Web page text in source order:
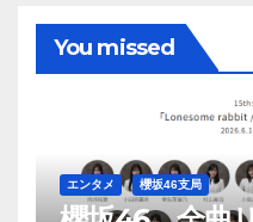
You missed
エンタメ 櫻坂46支局